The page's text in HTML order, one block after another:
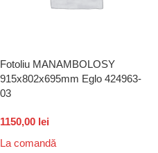
Fotoliu MANAMBOLOSY
915x802x695mm Eglo 424963-
03
1150,00 lei
La comandă